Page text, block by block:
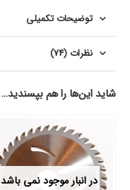
توضیحات تکمیلی
نظرات (74)
شاید این‌ها را هم بپسندید…
در انبار موجود نمی باشد